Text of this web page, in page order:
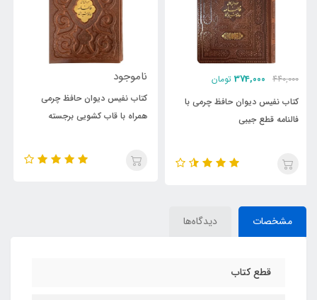
ناموجود
کتاب نفیس دیوان حافظ چرمی
همراه با قاب کشویی برجسته
ناموجود
کتاب نفیس حافظ چرمی لیزری
همراه با قاب کشویی قطع رقعی
مشخصات دیدگاه‌ها
قطع کتاب